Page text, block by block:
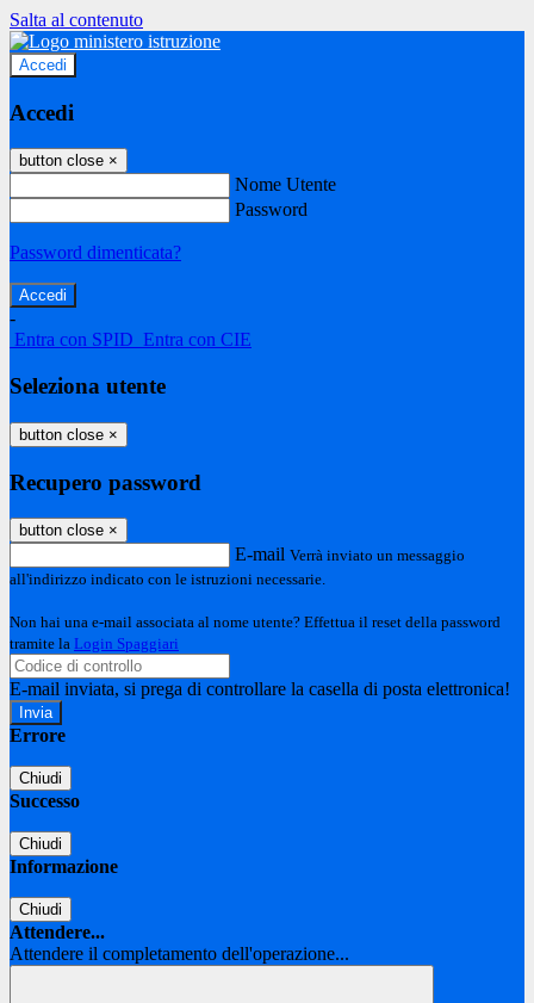
Salta al contenuto
Accedi
Accedi
button close ×
Nome Utente
Password
Password dimenticata?
-
Entra con SPID Entra con CIE
Seleziona utente
button close ×
Recupero password
button close ×
E-mail Verrà inviato un messaggio
all'indirizzo indicato con le istruzioni necessarie.
Non hai una e-mail associata al nome utente? Effettua il reset della password
tramite la Login Spaggiari
E-mail inviata, si prega di controllare la casella di posta elettronica!
Errore
Chiudi
Successo
Chiudi
Informazione
Chiudi
Attendere...
Attendere il completamento dell'operazione...